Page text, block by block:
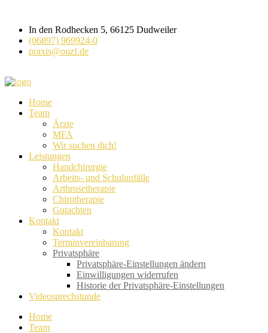
In den Rodhecken 5, 66125 Dudweiler
(06897) 969924-0
praxis@ouzf.de
Home
Team
Ärzte
MFA
Wir suchen dich!
Leistungen
Handchirurgie
Arbeits- und Schulunfälle
Arthrosetherapie
Chirotherapie
Gutachten
Kontakt
Kontakt
Terminvereinbarung
Privatsphäre
Privatsphäre-Einstellungen ändern
Einwilligungen widerrufen
Historie der Privatsphäre-Einstellungen
Videosprechstunde
Home
Team